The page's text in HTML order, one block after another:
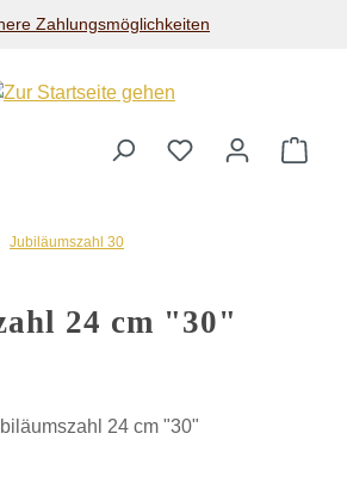
Zahlungsmöglichkeiten
Jubiläumszahl 30
24 cm "30"